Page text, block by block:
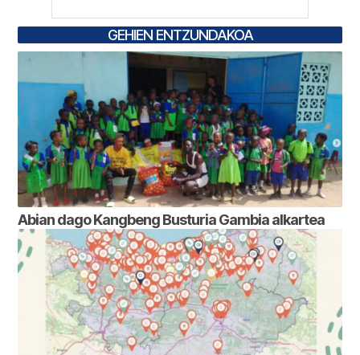
GEHIEN ENTZUNDAKOA
Abian dago Kangbeng Busturia Gambia alkartea